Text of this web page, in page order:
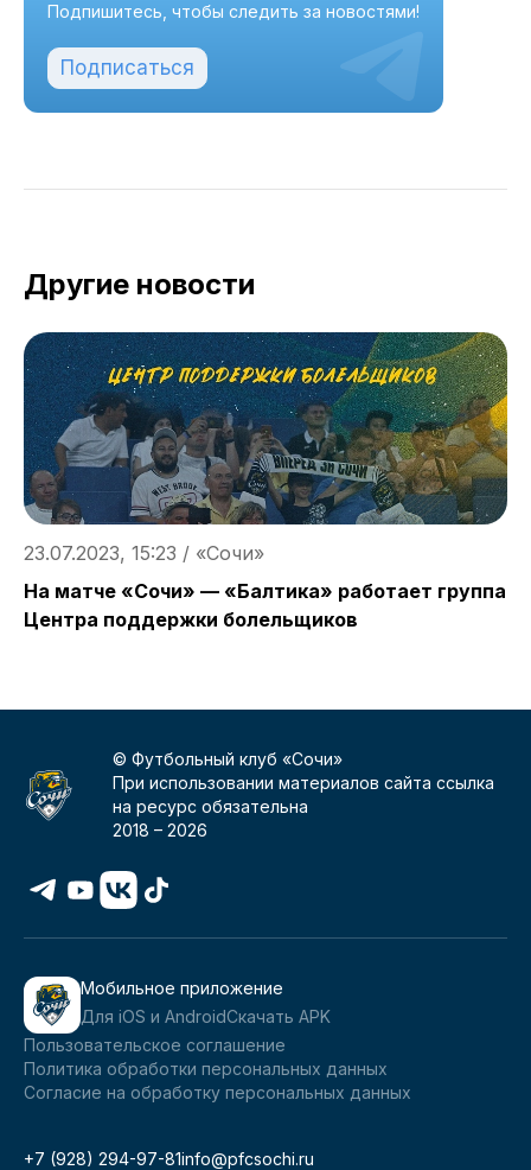
Подпишитесь, чтобы следить за новостями!
Подписаться
Другие новости
23.07.2023, 15:23 / «Сочи»
На матче «Сочи» — «Балтика» работает группа
Центра поддержки болельщиков
© Футбольный клуб «Сочи»
При использовании материалов сайта ссылка
на ресурс обязательна
2018 –2026
Мобильное приложение
Для iOS и AndroidСкачать APK
Пользовательское соглашение
Политика обработки персональных данных
Согласие на обработку персональных данных
+7 (928) 294-97-81info@pfcsochi.ru